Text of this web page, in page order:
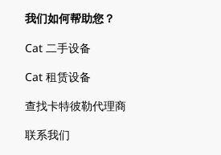
我们如何帮助您？
Cat 二手设备
Cat 租赁设备
查找卡特彼勒代理商
联系我们